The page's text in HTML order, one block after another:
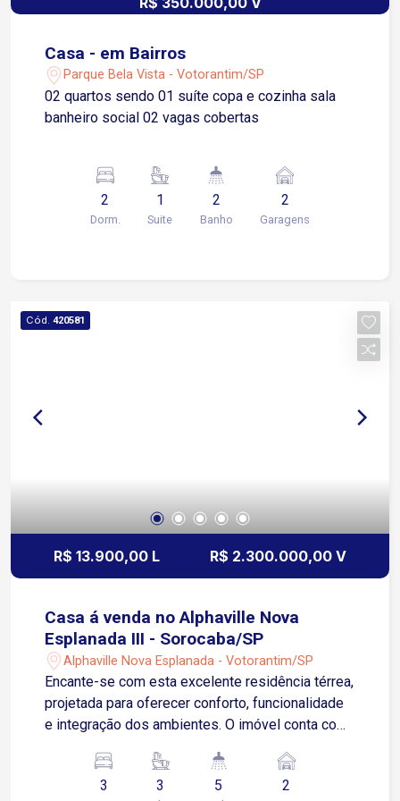
Casa - em Bairros
Parque Bela Vista - Votorantim/SP
02 quartos sendo 01 suíte copa e cozinha sala
banheiro social 02 vagas cobertas
2
Dorm.
1
Suite
2
Banho
2
Garagens
Cód. 420581
R$ 13.900,00 L R$ 2.300.000,00 V
Casa á venda no Alphaville Nova
Esplanada III - Sorocaba/SP
Alphaville Nova Esplanada - Votorantim/SP
Encante-se com esta excelente residência térrea,
projetada para oferecer conforto, funcionalidade
e integração dos ambientes. O imóvel conta com
com banheira, proporcionando privacidade e
comodidade para toda a família. A sala de estar
3 3 5 2